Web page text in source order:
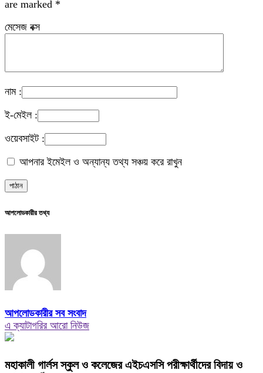
are marked *
মেসেজ বক্স
নাম :
ই-মেইল :
ওয়েবসাইট :
আপনার ইমেইল ও অন্যান্য তথ্য সঞ্চয় করে রাখুন
আপলোডকারীর তথ্য
আপলোডকারীর সব সংবাদ
এ ক্যাটাগরির আরো নিউজ
মহাকালী গার্লস স্কুল ও কলেজের এইচএসসি পরীক্ষার্থীদের বিদায় ও